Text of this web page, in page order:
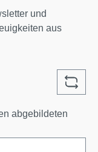
und
aus
abgebildeten